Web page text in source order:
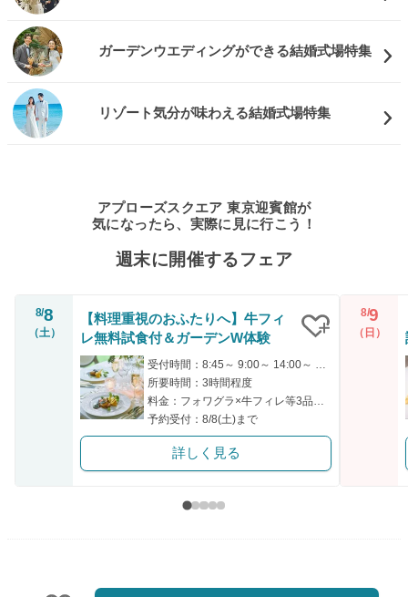
ガーデンウエディングができる結婚式場特集
リゾート気分が味わえる結婚式場特集
アプローズスクエア 東京迎賓館が
気になったら、実際に見に行こう！
週末に開催するフェア
8/8
（土）
【料理重視のおふたりへ】牛フィ
レ無料試食付＆ガーデンW体験
受付時間：8:45～ 9:00～ 14:00～ 14:45～
所要時間：3時間程度
料金：フォワグラ×牛フィレ等3品を無料にてご招待
予約受付：8/8(土)まで
詳しく見る
8/9
（日）